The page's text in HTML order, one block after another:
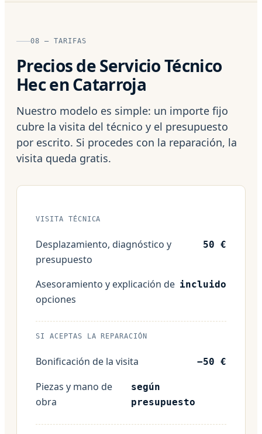
08 — TARIFAS
Precios de Servicio Técnico
Hec en Catarroja
Nuestro modelo es simple: un importe fijo
cubre la visita del técnico y el presupuesto
por escrito. Si procedes con la reparación, la
visita queda gratis.
VISITA TÉCNICA
Desplazamiento, diagnóstico y
presupuesto
50 €
Asesoramiento y explicación de
opciones
incluido
SI ACEPTAS LA REPARACIÓN
Bonificación de la visita −50 €
Piezas y mano de
obra
según
presupuesto